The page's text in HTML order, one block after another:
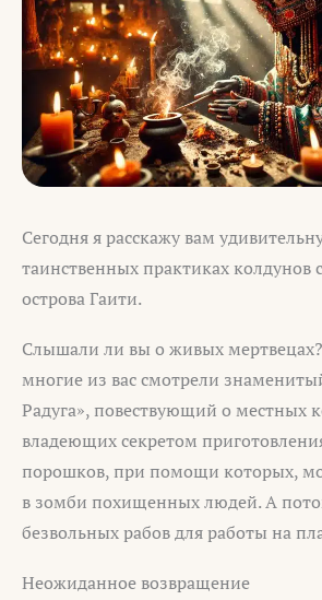
Сегодня я расскажу вам
таинственных практиках колдунов
острова Гаити.
Слышали ли вы о живых
многие из вас смотрели
Радуга», повествующий о местных
владеющих секретом
порошков, при помощи которых,
в зомби похищенных людей. А
безвольных рабов для работы на
Неожиданное возвращение